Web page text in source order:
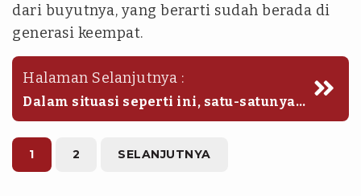
dari buyutnya, yang berarti sudah berada di
generasi keempat.
Halaman Selanjutnya :
Dalam situasi seperti ini, satu-satunya
jalur agar ia bisa memperkuat Timnas
adalah dengan menetap dan bermain
di Indonesia selama lima tahun,
mengikuti aturan FIFA untuk pemain
1 2 SELANJUTNYA